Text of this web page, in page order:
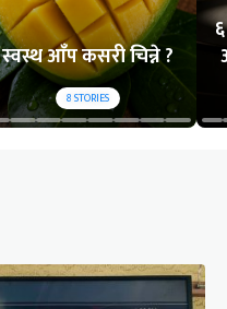
स्वस्थ आँप कसरी चिन्ने ?
8STORIES